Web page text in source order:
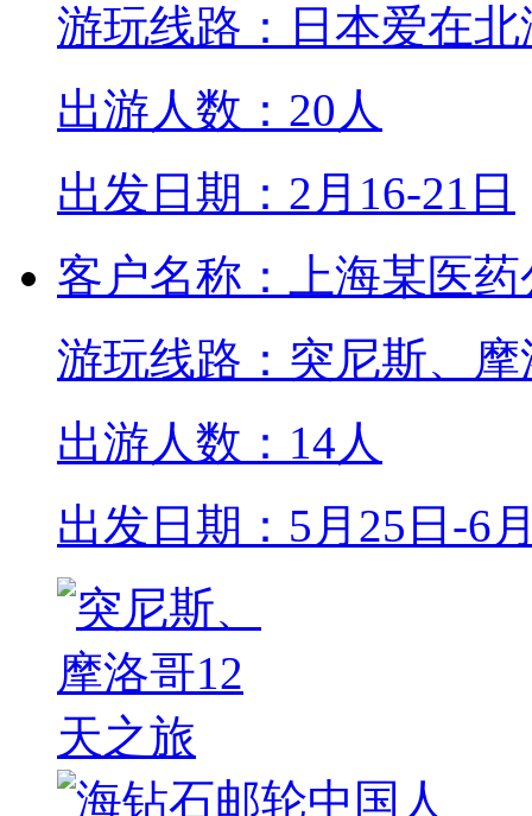
游玩线路：日本爱在
出游人数：20人
出发日期：2月16-21日
客户名称：上海某医药
游玩线路：突尼斯、
出游人数：14人
出发日期：5月25日-6